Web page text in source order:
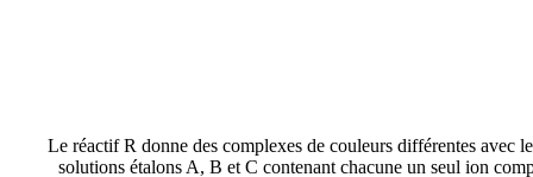
Le réactif R donne des complexes de couleurs différentes avec
solutions étalons A, B et C contenant chacune un seul ion